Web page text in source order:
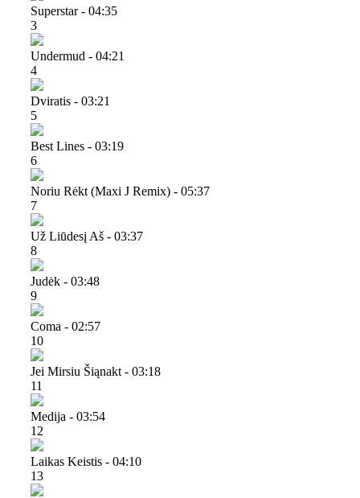
Superstar - 04:35
3
Undermud - 04:21
4
Dviratis - 03:21
5
Best Lines - 03:19
6
Noriu Rėkt (maxi J Remix) - 05:37
7
Už Liūdesį Aš - 03:37
8
Judėk - 03:48
9
Coma - 02:57
10
Jei Mirsiu Šiąnakt - 03:18
11
Medija - 03:54
12
Laikas Keistis - 04:10
13